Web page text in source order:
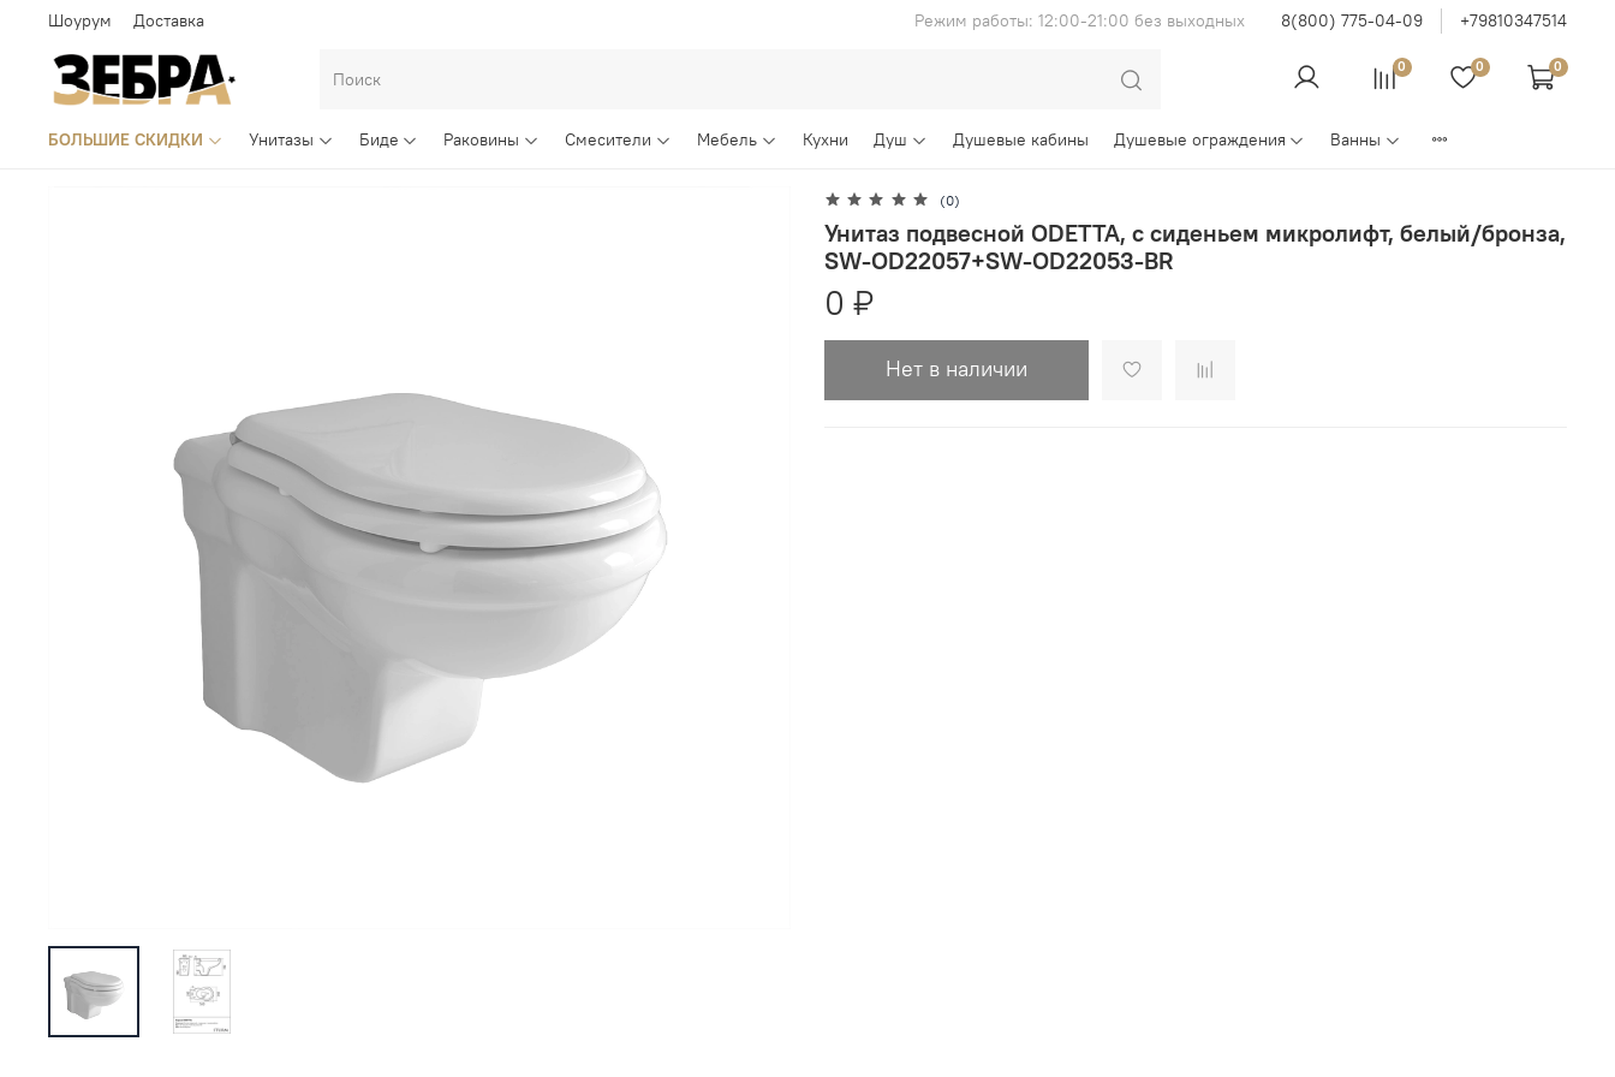
Шоурум Доставка Режим работы: 12:00-21:00 без выходных 8(800) 775-04-09 +79810347514
0 0 0
БОЛЬШИЕ СКИДКИ Унитазы Биде Раковины Смесители Мебель Кухни Душ Душевые кабины Душевые ограждения Ванны
(0)
Унитаз подвесной ODETTA, с сиденьем микролифт, белый/бронза,
SW-OD22057+SW-OD22053-BR
0 ₽
Нет в наличии